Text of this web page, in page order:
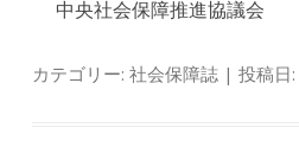
中央社会保障推進協議会
カテゴリー:社会保障誌 | 投稿日: